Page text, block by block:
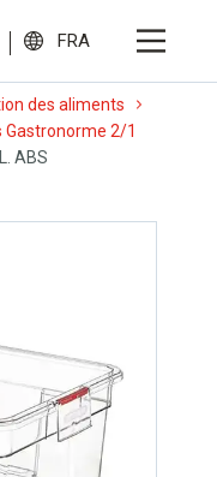
FRA
des aliments
Gastronorme 2/1
ABS